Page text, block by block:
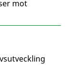
mot